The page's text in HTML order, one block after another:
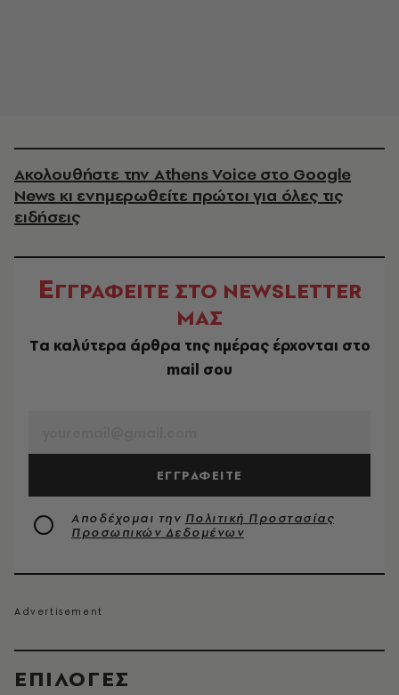
EΠΙΛΟΓΈΣ
Ακολουθήστε την Athens Voice στο Google
News κι ενημερωθείτε πρώτοι για όλες τις
ειδήσεις
ΕΓΓΡΑΦΕΙΤΕ ΣΤΟ NEWSLETTER
ΜΑΣ
Tα καλύτερα άρθρα της ημέρας έρχονται στο
mail σου
ΕΓΓΡΑΦΕΙΤΕ
Αποδέχομαι την Πολιτική Προστασίας
Προσωπικών Δεδομένων